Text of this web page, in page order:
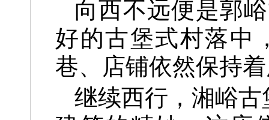
向西不远便是郭
好的古堡式村落中
巷、店铺依然保持
继续西行，湘峪